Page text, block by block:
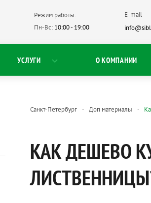
УСЛУГИ О КОМПАНИИ
Режим работы:
Пн-Вс: 10:00 - 19:00
E-mail
Санкт-Петербург Доп материалы
КАК ДЕШЕВО